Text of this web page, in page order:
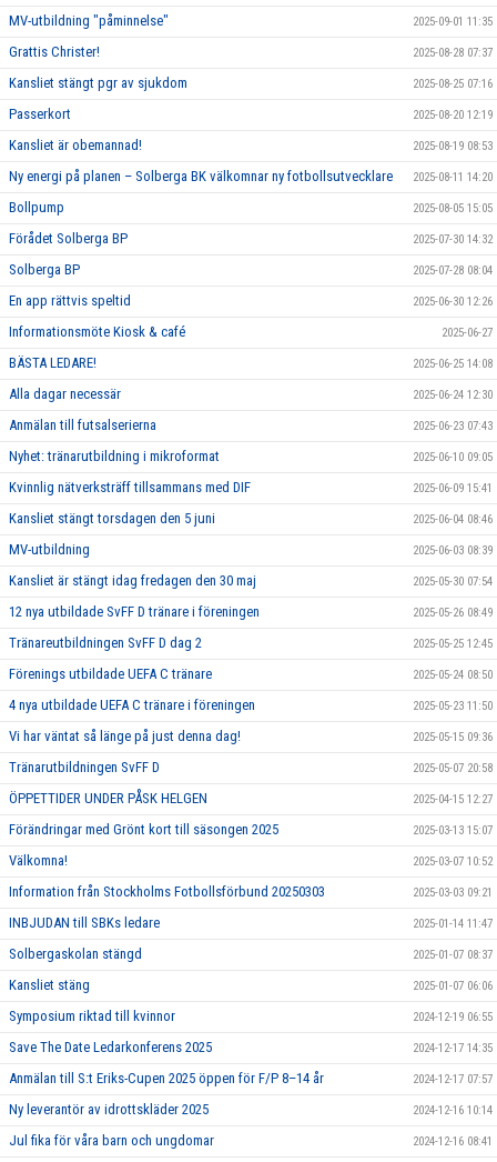
MV-utbildning "påminnelse" 2025-09-01 11:35
Grattis Christer! 2025-08-28 07:37
Kansliet stängt pgr av sjukdom 2025-08-25 07:16
Passerkort 2025-08-20 12:19
Kansliet är obemannad! 2025-08-19 08:53
Ny energi på planen – Solberga BK välkomnar ny fotbollsutvecklare 2025-08-11 14:20
Bollpump 2025-08-05 15:05
Förådet Solberga BP 2025-07-30 14:32
Solberga BP 2025-07-28 08:04
En app rättvis speltid 2025-06-30 12:26
Informationsmöte Kiosk & café 2025-06-27
BÄSTA LEDARE! 2025-06-25 14:08
Alla dagar necessär 2025-06-24 12:30
Anmälan till futsalserierna 2025-06-23 07:43
Nyhet: tränarutbildning i mikroformat 2025-06-10 09:05
Kvinnlig nätverksträff tillsammans med DIF 2025-06-09 15:41
Kansliet stängt torsdagen den 5 juni 2025-06-04 08:46
MV-utbildning 2025-06-03 08:39
Kansliet är stängt idag fredagen den 30 maj 2025-05-30 07:54
12 nya utbildade SvFF D tränare i föreningen 2025-05-26 08:49
Tränareutbildningen SvFF D dag 2 2025-05-25 12:45
Förenings utbildade UEFA C tränare 2025-05-24 08:50
4 nya utbildade UEFA C tränare i föreningen 2025-05-23 11:50
Vi har väntat så länge på just denna dag! 2025-05-15 09:36
Tränarutbildningen SvFF D 2025-05-07 20:58
ÖPPETTIDER UNDER PÅSK HELGEN 2025-04-15 12:27
Förändringar med Grönt kort till säsongen 2025 2025-03-13 15:07
Välkomna! 2025-03-07 10:52
Information från Stockholms Fotbollsförbund 20250303 2025-03-03 09:21
INBJUDAN till SBKs ledare 2025-01-14 11:47
Solbergaskolan stängd 2025-01-07 08:37
Kansliet stäng 2025-01-07 06:06
Symposium riktad till kvinnor 2024-12-19 06:55
Save The Date Ledarkonferens 2025 2024-12-17 14:35
Anmälan till S:t Eriks-Cupen 2025 öppen för F/P 8–14 år 2024-12-17 07:57
Ny leverantör av idrottskläder 2025 2024-12-16 10:14
Jul fika för våra barn och ungdomar 2024-12-16 08:41